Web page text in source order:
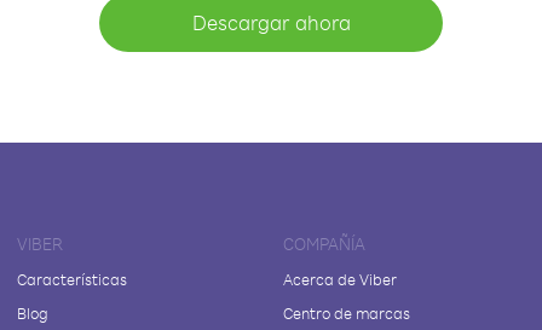
Descargar ahora
VIBER
Características
Blog
COMPAÑÍA
Acerca de Viber
Centro de marcas